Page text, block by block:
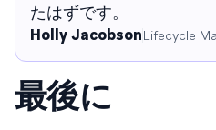
たはずです。
Holly​​​​‌ ‍ ​‍​‍‌‍ ‌ ​‍‌‍‍‌‌‍‌ ‌‍‍‌‌‍ ‍​‍​‍​ ‍‍​‍​‍‌ ​ ‌‍​‌‌‍ ‍‌‍‍‌‌ ‌​‌ ‍‌​‍ ‍‌‍‍‌‌‍ ​‍​‍​‍ ​​‍​‍‌‍‍​‌ ​‍‌‍‌‌‌‍‌‍​‍​‍​ ‍‍​‍​‍‌‍‍​‌ ‌​‌ ‌​‌ ​​‌ ​ ​ ‍‍​‍ ​‍ ‌‍​ ‌‍ ‌‌ ​ ​‍ ‍‌‍​‍‌ ​‍‌‍​‌‌ ‍‍‌‍‌‌​‍ ‌‌‍‌​‌‍‌‌‌ ‌‍​‍ ‍‌‍​ ‌‍ ‌‍ ‌​‍ ‌‍‍‌‌‍ ‍‌ ‌​‌‍‌‌‌‍ ‍‌ ‌​​‍ ‌‍‌‌‌‍‌​‌‍‍‌‌ ‌​​‍ ‌‍ ‌‌‍ ‌‍‌​‌‍‌‌​ ‌‌ ​​‌ ​‍‌‍‌‌‌ ​ ‌‍‌‌‌‍ ‍‌ ‌​‌‍​‌‌ ‌​‌‍‍‌‌‍ ‌‍ ‍​ ‍ ‌‍‍‌‌‍‌​​ ‌​ ​ ​ ‍‌‌‍​‍‌‍​‍​ ​​‌‍​ ​ ​‍​ ​‌​‍ ‌​ ​‌​ ​ ‌‍‌​‌‍​‌​‍ ‌​ ‌​‌‍‌‌​ ‌‍‌‍‌‍​‍ ‌‌‍​‍‌‍‌‌‌‍‌​​ ‍​​‍ ‌​ ‍‌​ ​​​ ‌​​ ‌‍​ ‌ ​ ‌​​ ‍‌​ ‌​‌‍​ ‌‍‌​‌‍​ ‌‍‌‌​ ‍ ‌ ‌​‌ ‍‌‌ ​​‌‍‌‌​ ‌‌ ​​‌‍‌‌‌ ​‍‌ ​ ‌‍ ‌‍ ‍​ ‍ ‌ ​​‌‍​‌‌ ‌​‌‍‍​​ ‌‌‍‌‍‌‍‍‌‌ ​‍‌ ​ ‌ ‌​‌​ ‍‌‍​‌‌‍ ‌‌‍‌‌​ ‌‍​‍‌‍​‌‌ ​ ‌‍‌‌‌‌‌‌‌ ​‍‌‍ ​​ ‌‌‍‍​‌ ‌​‌ ‌​‌ ​​‌ ​ ​‍‌‌​ ​ ‌​​‌​‍‌‌​ ​‍‌​‌‍​‍‌‌​ ​‍‌​‌‍‌‍​ ‌‍ ‌‌ ​ ​‍ ‍‌‍​‍‌ ​‍‌‍​‌‌ ‍‍‌‍‌‌​‍ ‌‌‍‌​‌‍‌‌‌ ‌‍​‍ ‍‌‍​ ‌‍ ‌‍ ‌​‍‌‍‌‍‍‌‌‍‌​​ ‌​ ​ ​ ‍‌‌‍​‍‌‍​‍​ ​​‌‍​ ​ ​‍​ ​‌​‍ ‌​ ​‌​ ​ ‌‍‌​‌‍​‌​‍ ‌​ ‌​‌‍‌‌​ ‌‍‌‍‌‍​‍ ‌‌‍​‍‌‍‌‌‌‍‌​​ ‍​​‍ ‌​ ‍‌​ ​​​ ‌​​ ‌‍​ ‌ ​ ‌​​ ‍‌​ ‌​‌‍​ ‌‍‌​‌‍​ ‌‍‌‌​‍‌‍‌ ‌​‌ ‍‌‌ ​​‌‍‌‌​ ‌‌ ​​‌‍‌‌‌ ​‍‌ ​ ‌‍ ‌‍ ‍​‍‌‍‌ ​​‌‍​‌‌ ‌​‌‍‍​​ ‌‌‍‌‍‌‍‍‌‌ ​‍‌ ​ ‌ ‌​‌​ ‍‌‍​‌‌‍ ‌‌‍‌‌​‍‌‍‌ ​​‌‍‌‌‌ ​‍‌ ​ ‌ ​​‌‍‌‌‌‍​ ‌ ‌​‌‍‍‌‌ ‌‍‌‍‌‌​ ‌‌ ​​‌ ‌‌‌‍​‍‌‍ ​‌‍‍‌‌ ​ ‌‍‍​‌‍‌‌‌‍‌​​‍​‍‌ ‌ Jacobson​​​​‌ ‍ ​‍​‍‌‍ ‌ ​‍‌‍‍‌‌‍‌ ‌‍‍‌‌‍ ‍​‍​‍​ ‍‍​‍​‍‌ ​ ‌‍​‌‌‍ ‍‌‍‍‌‌ ‌​‌ ‍‌​‍ ‍‌‍‍‌‌‍ ​‍​‍​‍ ​​‍​‍‌‍‍​‌ ​‍‌‍‌‌‌‍‌‍​‍​‍​ ‍‍​‍​‍‌‍‍​‌ ‌​‌ ‌​‌ ​​‌ ​ ​ ‍‍​‍ ​‍ ‌‍​ ‌‍ ‌‌ ​ ​‍ ‍‌‍​‍‌ ​‍‌‍​‌‌ ‍‍‌‍‌‌​‍ ‌‌‍‌​‌‍‌‌‌ ‌‍​‍ ‍‌‍​ ‌‍ ‌‍ ‌​‍ ‌‍‍‌‌‍ ‍‌ ‌​‌‍‌‌‌‍ ‍‌ ‌​​‍ ‌‍‌‌‌‍‌​‌‍‍‌‌ ‌​​‍ ‌‍ ‌‌‍ ‌‍‌​‌‍‌‌​ ‌‌ ​​‌ ​‍‌‍‌‌‌ ​ ‌‍‌‌‌‍ ‍‌ ‌​‌‍​‌‌ ‌​‌‍‍‌‌‍ ‌‍ ‍​ ‍ ‌‍‍‌‌‍‌​​ ‌​ ​ ​ ‍‌‌‍​‍‌‍​‍​ ​​‌‍​ ​ ​‍​ ​‌​‍ ‌​ ​‌​ ​ ‌‍‌​‌‍​‌​‍ ‌​ ‌​‌‍‌‌​ ‌‍‌‍‌‍​‍ ‌‌‍​‍‌‍‌‌‌‍‌​​ ‍​​‍ ‌​ ‍‌​ ​​​ ‌​​ ‌‍​ ‌ ​ ‌​​ ‍‌​ ‌​‌‍​ ‌‍‌​‌‍​ ‌‍‌‌​ ‍ ‌ ‌​‌ ‍‌‌ ​​‌‍‌‌​ ‌‌ ​​‌‍‌‌‌ ​‍‌ ​ ‌‍ ‌‍ ‍​ ‍ ‌ ​​‌‍​‌‌ ‌​‌‍‍​​ ‌‌‍ ​‌‍​‌‌ ​ ‌ ‌​‌​ ‍‌‍​‌‌‍ ‌‌‍‌‌​ ‌‍​‍‌‍​‌‌ ​ ‌‍‌‌‌‌‌‌‌ ​‍‌‍ ​​ ‌‌‍‍​‌ ‌​‌ ‌​‌ ​​‌ ​ ​‍‌‌​ ​ ‌​​‌​‍‌‌​ ​‍‌​‌‍​‍‌‌​ ​‍‌​‌‍‌‍​ ‌‍ ‌‌ ​ ​‍ ‍‌‍​‍‌ ​‍‌‍​‌‌ ‍‍‌‍‌‌​‍ ‌‌‍‌​‌‍‌‌‌ ‌‍​‍ ‍‌‍​ ‌‍ ‌‍ ‌​‍‌‍‌‍‍‌‌‍‌​​ ‌​ ​ ​ ‍‌‌‍​‍‌‍​‍​ ​​‌‍​ ​ ​‍​ ​‌​‍ ‌​ ​‌​ ​ ‌‍‌​‌‍​‌​‍ ‌​ ‌​‌‍‌‌​ ‌‍‌‍‌‍​‍ ‌‌‍​‍‌‍‌‌‌‍‌​​ ‍​​‍ ‌​ ‍‌​ ​​​ ‌​​ ‌‍​ ‌ ​ ‌​​ ‍‌​ ‌​‌‍​ ‌‍‌​‌‍​ ‌‍‌‌​‍‌‍‌ ‌​‌ ‍‌‌ ​​‌‍‌‌​ ‌‌ ​​‌‍‌‌‌ ​‍‌ ​ ‌‍ ‌‍ ‍​‍‌‍‌ ​​‌‍​‌‌ ‌​‌‍‍​​ ‌‌‍ ​‌‍​‌‌ ​ ‌ ‌​‌​ ‍‌‍​‌‌‍ ‌‌‍‌‌​‍‌‍‌ ​​‌‍‌‌‌ ​‍‌ ​ ‌ ​​‌‍‌‌‌‍​ ‌ ‌​‌‍‍‌‌ ‌‍‌‍‌‌​ ‌‌ ​​‌ ‌‌‌‍​‍‌‍ ​‌‍‍‌‌ ​ ‌‍‍​‌‍‌‌‌‍‌​​‍​‍‌ ‌Lifecycle Marketing Manager​​​​‌
最後に